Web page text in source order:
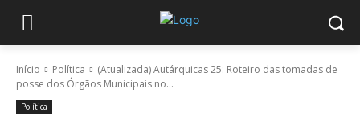
Início Política
(Atualizada) Autárquicas 25: Roteiro das tomadas de
posse dos Órgãos Municipais no...
Política